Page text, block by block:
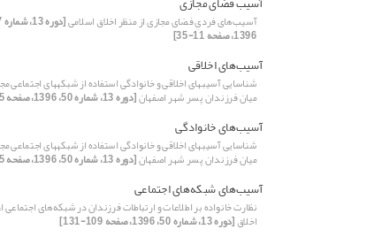
آسیب‌های فردیِ فضای مجازی از منظر اخلاق اسلامی
1396، صفحه 11-35]
آسیب‌های اخلاقی
شناسایی آسیبهای اخلاقی و خانوادگی استفاده از شبکههای اجتماعی
میان فرزندان پسر شهر اصفهان[دوره 13، شماره 50، 1396، صفحه 85-109]
آسیب‌های خانوادگی
شناسایی آسیبهای اخلاقی و خانوادگی استفاده از شبکههای اجتماعی
میان فرزندان پسر شهر اصفهان[دوره 13، شماره 50، 1396، صفحه 85-109]
آسیب‌های شبکه‌های اجتماعی
نظارت خانواده بر اطلاعات و ارتباطات فرزندان در شبکه‌های اجتماعی
اخلاق[دوره 13، شماره 50، 1396، صفحه 109-131]